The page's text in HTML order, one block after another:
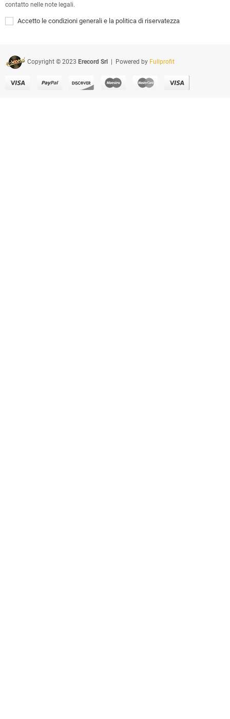
contatto nelle note legali.
Accetto le condizioni generali e la politica di riservatezza
Copyright © 2023 Erecord Srl | Powered by Fullprofit